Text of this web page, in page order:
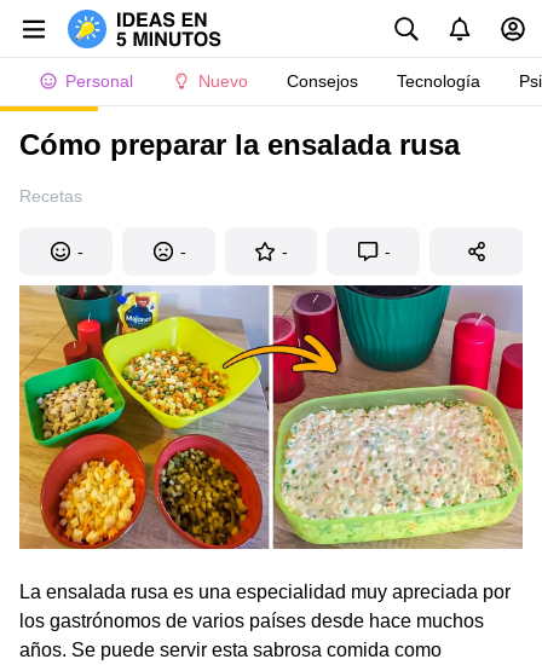
Personal Nuevo Consejos Tecnología
Cómo preparar la ensalada rusa
Recetas
- - - -
La ensalada rusa es una especialidad muy apreciada por
los gastrónomos de varios países desde hace muchos
años. Se puede servir esta sabrosa comida como